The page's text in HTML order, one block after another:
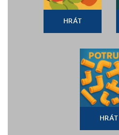
HRÁT
HRÁT